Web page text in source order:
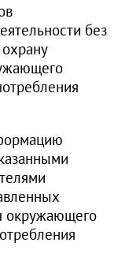
без
окружающего